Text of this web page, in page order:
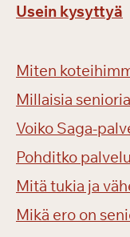
Usein kysyttyä
Miten
Millaisia
Voiko Saga-
Pohditko
Mitä tukia ja
Mikä ero on